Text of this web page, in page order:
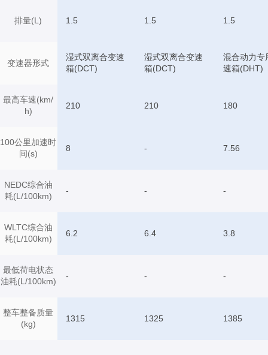
排量(L)
变速器形式
最高车速(km/
h)
100公里加速时
间(s)
NEDC综合油
耗(L/100km)
WLTC综合油
耗(L/100km)
最低荷电状态
油耗(L/100km)
整车整备质量
(kg)
1.5 1.5 1.5
湿式双离合变速
箱(DCT)
湿式双离合变速
箱(DCT)
混合动力专
速箱(DHT)
210 210 180
8 - 7.56
- - -
6.2 6.4 3.8
- - -
1315 1325 1385